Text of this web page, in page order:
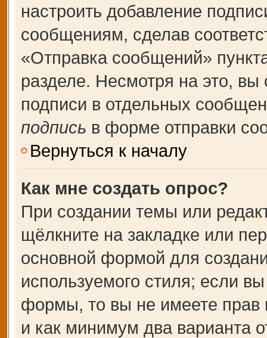
настроить добавление
сообщениям, сделав
«Отправка сообщений»
разделе. Несмотря на это,
подписи в отдельных
подпись в форме отправки
Вернуться к началу
Как мне создать опрос?
При создании темы или
щёлкните на закладке или
основной формой для
используемого стиля; если
формы, то вы не имеете прав
и как минимум два варианта